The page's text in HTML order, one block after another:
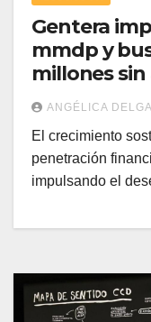
Gentera
mmdp y
millones sin
ANGÉLICA
El crecimiento
penetración
impulsando el